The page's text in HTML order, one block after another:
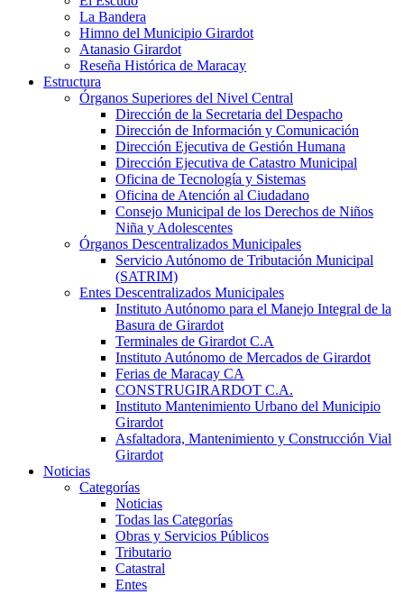
La Bandera
Himno del Municipio Girardot
Atanasio Girardot
Reseña Histórica de Maracay
Estructura
Órganos Superiores del Nivel Central
Dirección de la Secretaria del Despacho
Dirección de Información y Comunicación
Dirección Ejecutiva de Gestión Humana
Dirección Ejecutiva de Catastro Municipal
Oficina de Tecnología y Sistemas
Oficina de Atención al Ciudadano
Consejo Municipal de los Derechos de Niños
Niña y Adolescentes
Órganos Descentralizados Municipales
Servicio Autónomo de Tributación Municipal
(SATRIM)
Entes Descentralizados Municipales
Instituto Autónomo para el Manejo Integral de la
Basura de Girardot
Terminales de Girardot C.A
Instituto Autónomo de Mercados de Girardot
Ferias de Maracay CA
CONSTRUGIRARDOT C.A.
Instituto Mantenimiento Urbano del Municipio
Girardot
Asfaltadora, Mantenimiento y Construcción Vial
Girardot
Noticias
Categorías
Noticias
Todas las Categorías
Obras y Servicios Públicos
Tributario
Catastral
Entes